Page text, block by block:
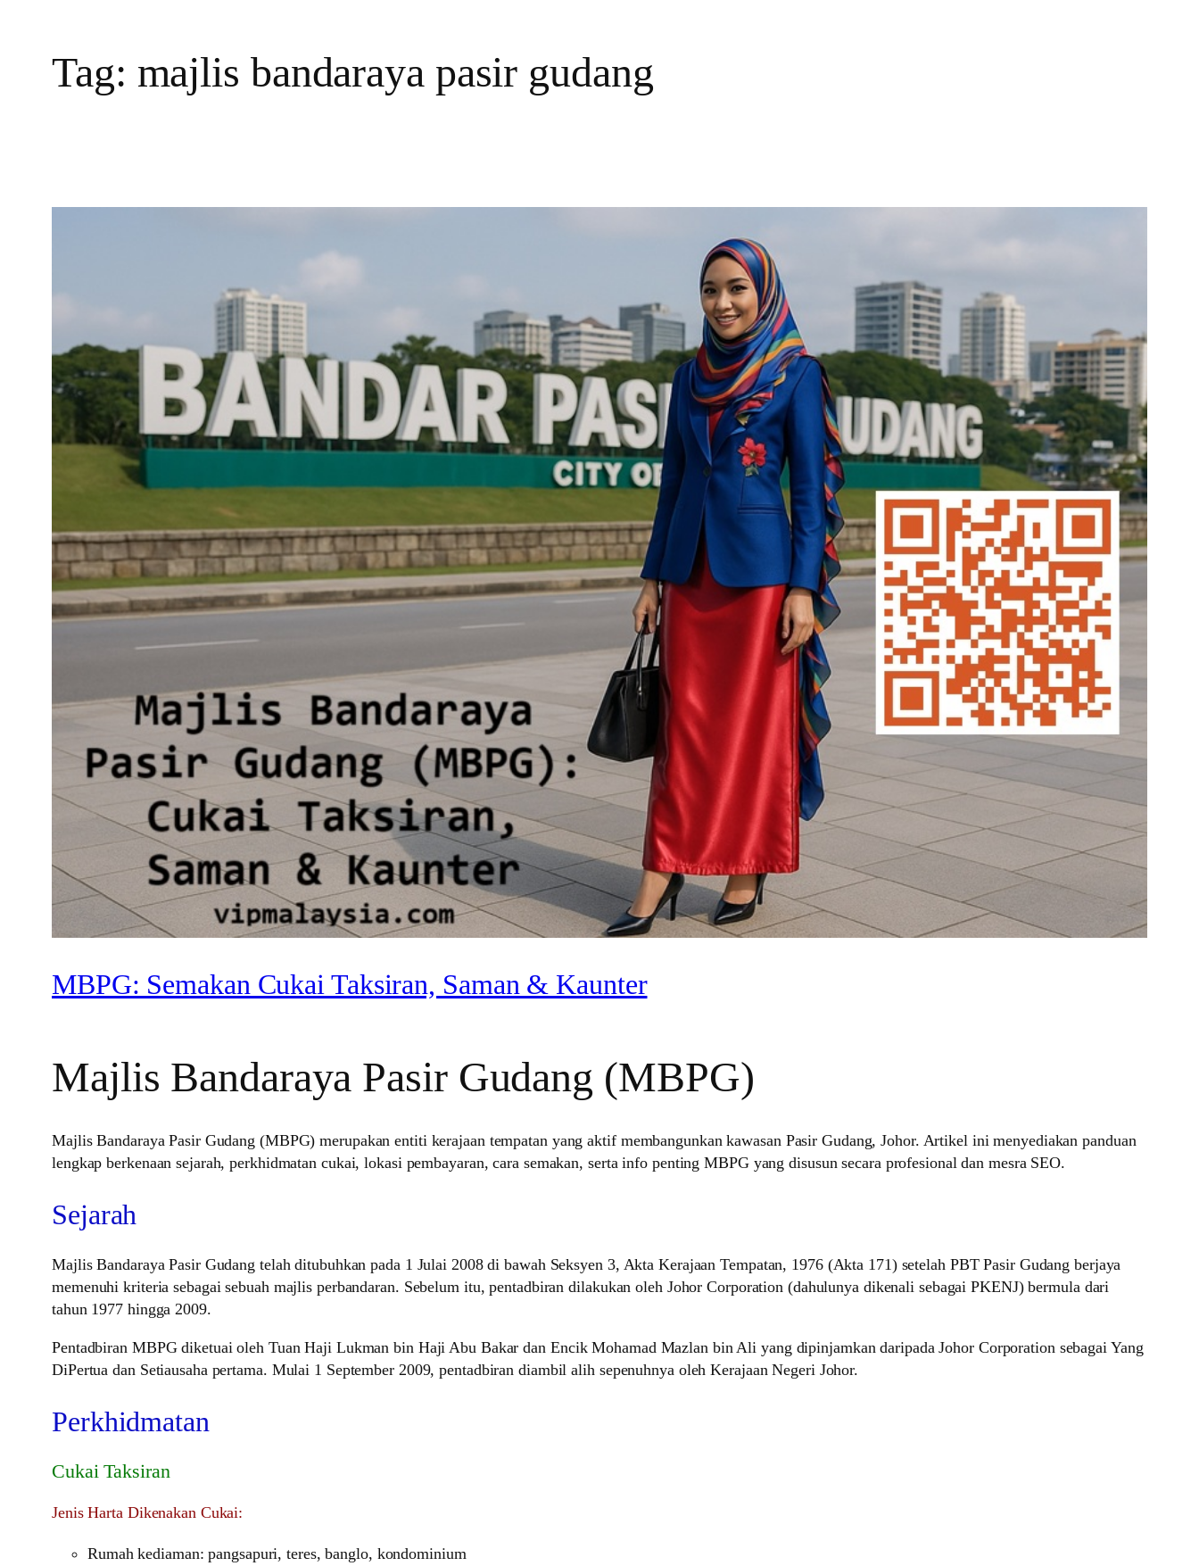
Tag: majlis bandaraya pasir gudang
MBPG: Semakan Cukai Taksiran, Saman & Kaunter
Majlis Bandaraya Pasir Gudang (MBPG)
Majlis Bandaraya Pasir Gudang (MBPG) merupakan entiti kerajaan tempatan yang aktif membangunkan kawasan Pasir Gudang, Johor. Artikel ini menyediakan panduan
lengkap berkenaan sejarah, perkhidmatan cukai, lokasi pembayaran, cara semakan, serta info penting MBPG yang disusun secara profesional dan mesra SEO.
Sejarah
Majlis Bandaraya Pasir Gudang telah ditubuhkan pada 1 Julai 2008 di bawah Seksyen 3, Akta Kerajaan Tempatan, 1976 (Akta 171) setelah PBT Pasir Gudang berjaya
memenuhi kriteria sebagai sebuah majlis perbandaran. Sebelum itu, pentadbiran dilakukan oleh Johor Corporation (dahulunya dikenali sebagai PKENJ) bermula dari
tahun 1977 hingga 2009.
Pentadbiran MBPG diketuai oleh Tuan Haji Lukman bin Haji Abu Bakar dan Encik Mohamad Mazlan bin Ali yang dipinjamkan daripada Johor Corporation sebagai Yang
DiPertua dan Setiausaha pertama. Mulai 1 September 2009, pentadbiran diambil alih sepenuhnya oleh Kerajaan Negeri Johor.
Perkhidmatan
Cukai Taksiran
Jenis Harta Dikenakan Cukai:
Rumah kediaman: pangsapuri, teres, banglo, kondominium